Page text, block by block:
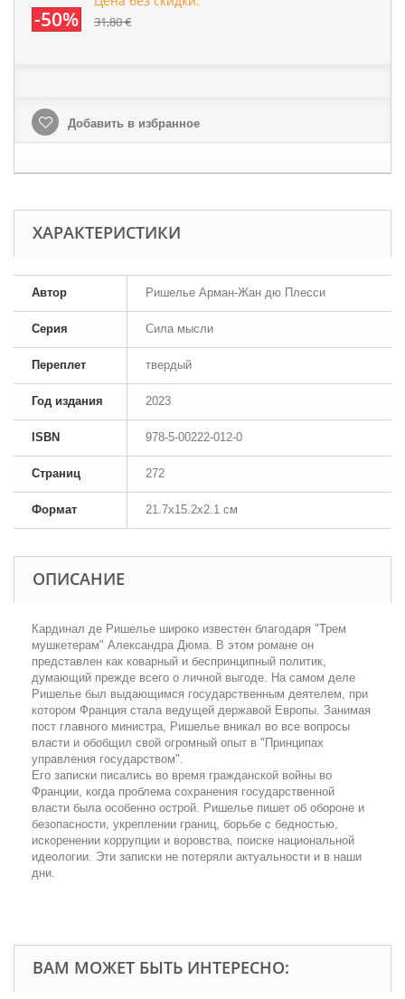
-50% 31,80 €
Добавить в избранное
ХАРАКТЕРИСТИКИ
Автор Ришелье Арман-Жан дю Плесси
Серия Сила мысли
Переплет твердый
Год издания 2023
ISBN 978-5-00222-012-0
Страниц 272
Формат 21.7x15.2x2.1 см
ОПИСАНИЕ
Кардинал де Ришелье широко известен благодаря "Трем
мушкетерам" Александра Дюма. В этом романе он
представлен как коварный и беспринципный политик,
думающий прежде всего о личной выгоде. На самом деле
Ришелье был выдающимся государственным деятелем, при
котором Франция стала ведущей державой Европы. Занимая
пост главного министра, Ришелье вникал во все вопросы
власти и обобщил свой огромный опыт в "Принципах
управления государством".
Его записки писались во время гражданской войны во
Франции, когда проблема сохранения государственной
власти была особенно острой. Ришелье пишет об обороне и
безопасности, укреплении границ, борьбе с бедностью,
искоренении коррупции и воровства, поиске национальной
идеологии. Эти записки не потеряли актуальности и в наши
дни.
ВАМ МОЖЕТ БЫТЬ ИНТЕРЕСНО: